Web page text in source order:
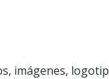
imágenes,